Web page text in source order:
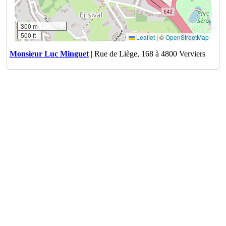
300 m
500 ft
Leaflet | ©OpenStreetMap
Monsieur Luc Minguet| Rue de Liège, 168 à 4800 Verviers